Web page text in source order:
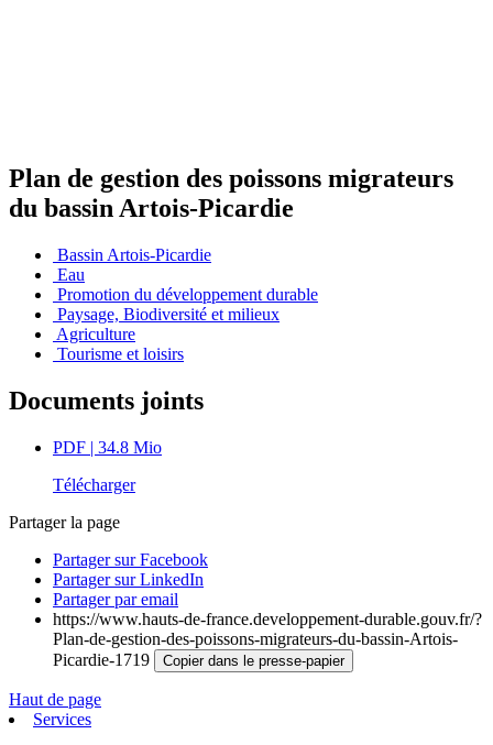
Plan de gestion des poissons migrateurs
du bassin Artois-Picardie
Bassin Artois-Picardie
Eau
Promotion du développement durable
Paysage, Biodiversité et milieux
Agriculture
Tourisme et loisirs
Documents joints
PDF | 34.8 Mio
Télécharger
Partager la page
Partager sur Facebook
Partager sur LinkedIn
Partager par email
https://www.hauts-de-france.developpement-durable.gouv.fr/?
Plan-de-gestion-des-poissons-migrateurs-du-bassin-Artois-
Picardie-1719
Copier dans le presse-papier
Haut de page
Services